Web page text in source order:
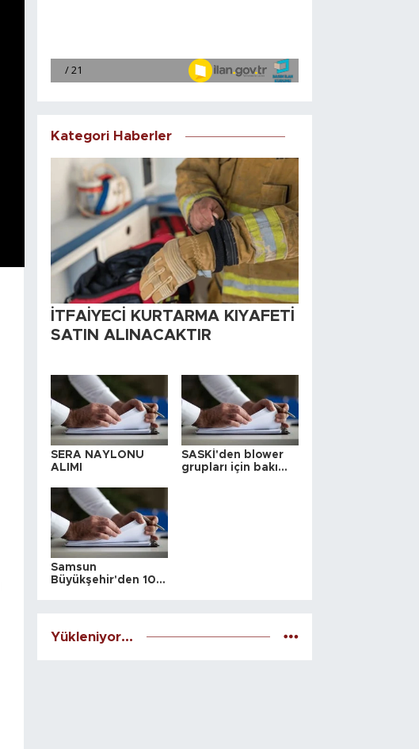
Kategori Haberler
İTFAİYECİ KURTARMA KIYAFETİ
SATIN ALINACAKTIR
SERA NAYLONU
ALIMI
SASKİ'den blower
grupları için bakım
Samsun
Büyükşehir'den 10
Yükleniyor...